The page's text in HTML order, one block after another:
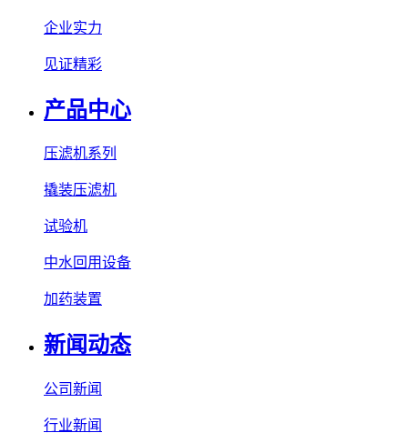
企业实力
见证精彩
产品中心
压滤机系列
撬装压滤机
试验机
中水回用设备
加药装置
新闻动态
公司新闻
行业新闻